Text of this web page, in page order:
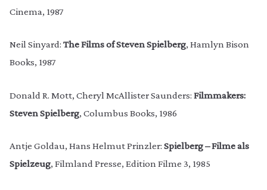
Cinema, 1987
Neil Sinyard: The Films of Steven Spielberg, Hamlyn Bison
Books, 1987
Donald R. Mott, Cheryl McAllister Saunders: Filmmakers:
Steven Spielberg, Columbus Books, 1986
Antje Goldau, Hans Helmut Prinzler: Spielberg – Filme als
Spielzeug, Filmland Presse, Edition Filme 3, 1985